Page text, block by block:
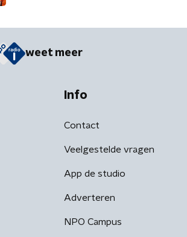
weet meer
Info
Contact
Veelgestelde vragen
App de studio
Adverteren
NPO Campus